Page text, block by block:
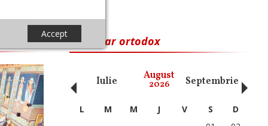
Accept
Calendar ortodox
Iulie August
2026 Septembrie
‹ L M M J V S
D